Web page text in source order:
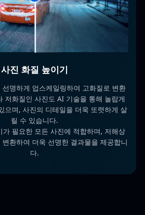
사진 화질 높이기
명하게 업스케일링하여 고화질로 변환
저화질인 사진도 AI 기술을 통해 놀랍게
으며, 사진의 디테일을 더욱 또렷하게 살
릴 수 있습니다.
가 필요한 모든 사진에 적합하며, 저해상
환하여 더욱 선명한 결과물을 제공합니
다.